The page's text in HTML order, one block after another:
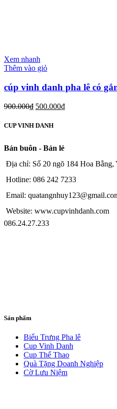
Xem nhanh
Thêm vào giỏ
cúp vinh danh pha lê có
900.000₫ 500.000₫
CUP VINH DANH
Bán buôn - Bán lẻ
Địa chỉ: Số 20 ngõ 184 Hoa
Hotline: 086 242 7233
Email:
Website: www.cupvinhdanh.com
086.24.27.233
Sản phẩm
Biểu Trưng Pha lê
Cup Vinh Danh
Cup Thể Thao
Quà Tặng Doanh Nghiệp
Cờ Lưu Niệm